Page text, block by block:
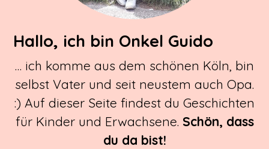
Hallo, ich bin Onkel Guido
… ich komme aus dem schönen Köln, bin
selbst Vater und seit neustem auch Opa.
:) Auf dieser Seite findest du Geschichten
für Kinder und Erwachsene. Schön, dass
du da bist!